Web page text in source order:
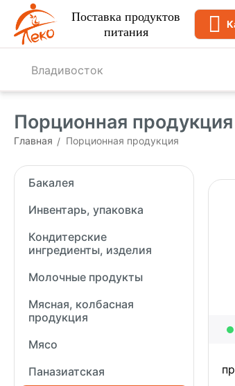
Поставка продуктов
питания
Владивосток
Порционная продукция
Главная / Порционная продукция
Бакалея
Инвентарь, упаковка
Кондитерские
ингредиенты, изделия
Молочные продукты
Мясная, колбасная
продукция
Мясо
Паназиатская